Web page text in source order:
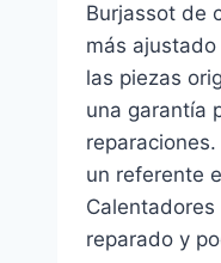
Burjassot de
más
las piezas
una garantía
un referente
reparado y